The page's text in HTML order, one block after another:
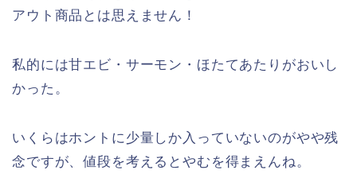
アウト商品とは思えません！
私的には甘エビ・サーモン・ほたてあたりがおいし
かった。
いくらはホントに少量しか入っていないのがやや残
念ですが、値段を考えるとやむを得まえんね。